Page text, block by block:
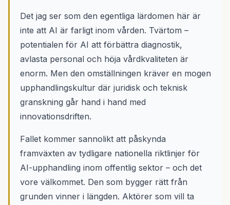
Det jag ser som den egentliga lärdomen här är
inte att AI är farligt inom vården. Tvärtom –
potentialen för AI att förbättra diagnostik,
avlasta personal och höja vårdkvaliteten är
enorm. Men den omställningen kräver en mogen
upphandlingskultur där juridisk och teknisk
granskning går hand i hand med
innovationsdriften.
Fallet kommer sannolikt att påskynda
framväxten av tydligare nationella riktlinjer för
AI-upphandling inom offentlig sektor – och det
vore välkommet. Den som bygger rätt från
grunden vinner i längden. Aktörer som vill ta